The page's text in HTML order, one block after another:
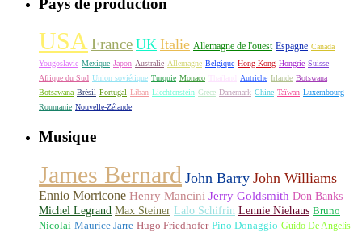
Pays de production
USA France UK Italie Allemagne de l'ouest Espagne Canada
Yougoslavie Mexique Japon Australie Allemagne Belgique Hong Kong Hongrie Suisse
Afrique du Sud Union soviétique Turquie Monaco Thaïland Autriche Irlande Botswana
Botsawana Brésil Portugal Liban Liechtenstein Grèce Danemark Chine Taïwan Luxembourg
Roumanie Nouvelle-Zélande
Musique
James Bernard John Barry John Williams
Ennio Morricone Henry Mancini Jerry Goldsmith Don Banks
Michel Legrand Max Steiner Lalo Schifrin Lennie Niehaus Bruno
Nicolai Maurice Jarre Hugo Friedhofer Pino Donaggio Guido De Angelis